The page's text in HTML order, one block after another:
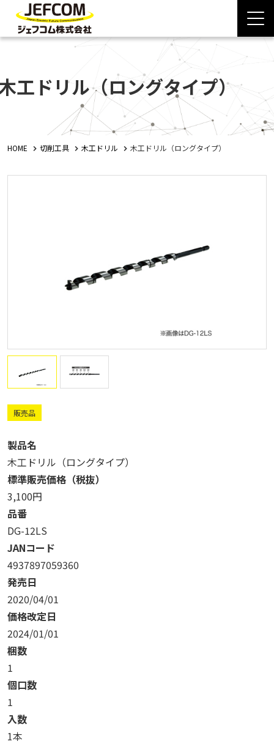
工ドリル（ロングタイプ）
HOME 切削工具 木工ドリル 木工ドリル（ロングタイプ）
販売品
製品名
木工ドリル（ロングタイプ）
標準販売価格（税抜）
3,100円
品番
DG-12LS
JANコード
4937897059360
発売日
2020/04/01
価格改定日
2024/01/01
梱数
1
個口数
1
入数
1本